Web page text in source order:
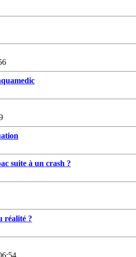
suite à un crash ?
réalité ?